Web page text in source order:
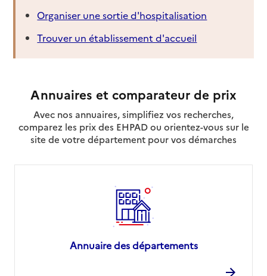
Organiser une sortie d'hospitalisation
Trouver un établissement d'accueil
Annuaires et comparateur de prix
Avec nos annuaires, simplifiez vos recherches,
comparez les prix des EHPAD ou orientez-vous sur le
site de votre département pour vos démarches
Annuaire des départements